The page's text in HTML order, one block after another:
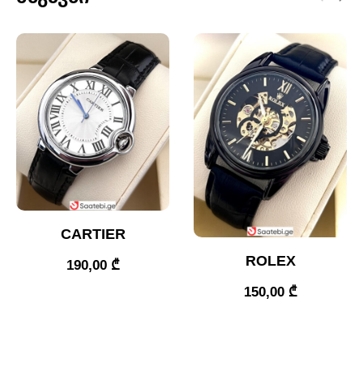
CARTIER
190,00 ₾ ROLEX
150,00 ₾